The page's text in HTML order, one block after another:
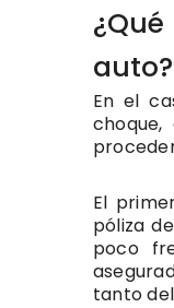
auto?
En el
El
póliza
poco
tanto